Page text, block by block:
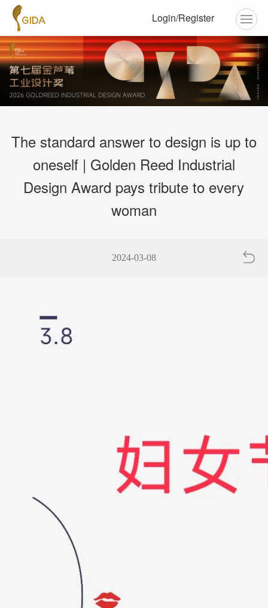
Login/Register
The standard answer to design is up to
oneself | Golden Reed Industrial
Design Award pays tribute to every
woman
2024-03-08